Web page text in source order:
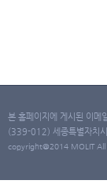
본 홈페이지에 게시된 이메
(339-012) 세종특별자치
copyright@2014 MOLIT All